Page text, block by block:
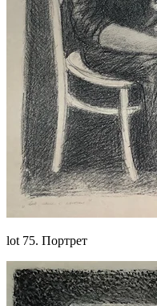
lot 75. Портрет